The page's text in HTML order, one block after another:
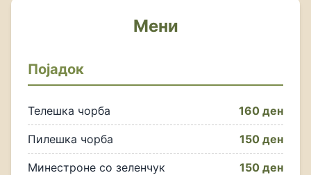
Мени
Појадок
Телешка чорба 160 ден
Пилешка чорба 150 ден
Минестроне со зеленчук 150 ден